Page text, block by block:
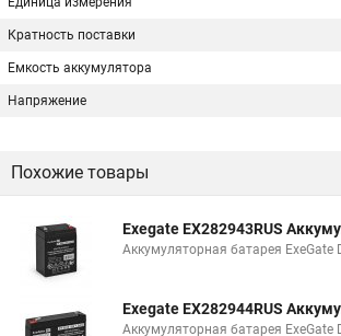
Кратность поставки
Емкость аккумулятора
Напряжение
Похожие товары
Exegate EX282943RUS
Аккумуляторная батарея
Exegate EX282944RUS
Аккумуляторная батарея